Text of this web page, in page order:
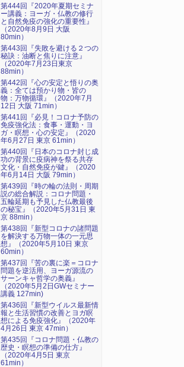
第444回『2020年夏期セミナ
ー講義：ヨーガ・仏教の修行
と自然免疫の強化の重要性』
（2020年8月9日 大阪
80min）
第443回『失敗を避ける２つの
秘訣：油断と焦りに注意』
（2020年7月23日東京
88min）
第442回『心の安定と悟りの奥
義：全ては預かり物・皆の
物：万物循環』（2020年7月
12日 大阪 71min）
第441回『必見！コロナ予防の
免疫強化法：食事・運動・ヨ
ガ・瞑想・心の安定』（2020
年6月27日 東京 61min）
第440回『日本のコロナ封じ成
功の背景に疫病神を祭る共存
文化・自然免疫が鍵』（2020
年6月14日 大阪 79min）
第439回『時の輪の法則・周期
説の総合解説：コロナ問題・
五輪延期も予見した仏教最後
の秘宝』（2020年5月31日 東
京 88min）
第438回『新型コロナの諸問題
を解決する万物一体の一元思
想』（2020年5月10日 東京
60min）
第437回『苦の裏に楽＝コロナ
問題を逆活用、ヨーガ源流の
サーンキャ哲学の奥義』
（2020年5月2日GWセミナー
講義 127min)
第436回『新型ウイルス最新情
報と生活習慣の改善とヨガ瞑
想による免疫強化』（2020年
4月26日 東京 47min）
第435回『コロナ問題・仏教の
歴史・瞑想の準備の仕方』
（2020年4月5日 東京
61min）